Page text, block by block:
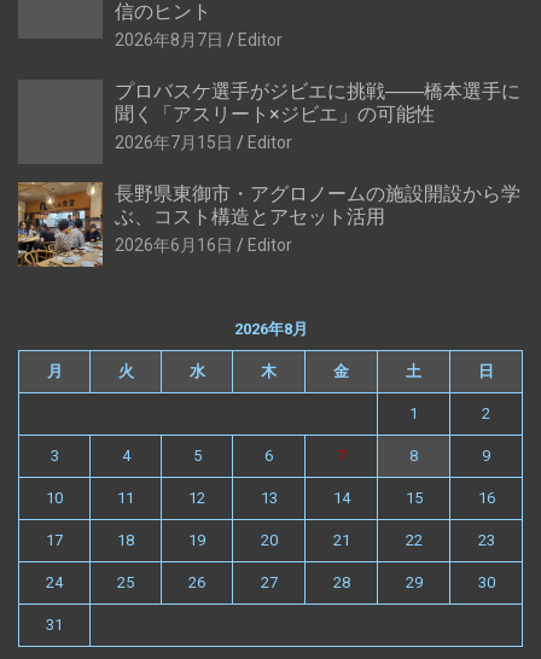
信のヒント
2026年8月7日 Editor
プロバスケ選手がジビエに挑戦――橋本選手に
聞く「アスリート×ジビエ」の可能性
2026年7月15日 Editor
長野県東御市・アグロノームの施設開設から学
ぶ、コスト構造とアセット活用
2026年6月16日 Editor
2026年8月
月 火 水 木 金 土 日
1 2
3 4 5 6 7 8 9
10 11 12 13 14 15 16
17 18 19 20 21 22 23
24 25 26 27 28 29 30
31